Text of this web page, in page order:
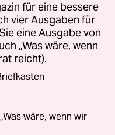
für eine bessere
vier Ausgaben für
eine Ausgabe von
„Was wäre, wenn
reicht).
wäre, wenn wir